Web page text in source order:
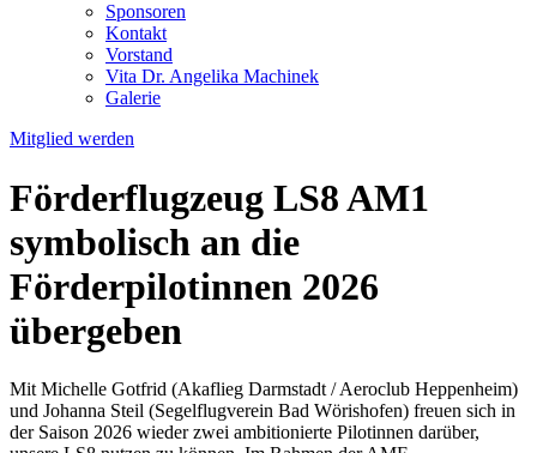
Sponsoren
Kontakt
Vorstand
Vita Dr. Angelika Machinek
Galerie
Mitglied werden
Förderflugzeug LS8 AM1
symbolisch an die
Förderpilotinnen 2026
übergeben
Mit Michelle Gotfrid (Akaflieg Darmstadt / Aeroclub Heppenheim)
und Johanna Steil (Segelflugverein Bad Wörishofen) freuen sich in
der Saison 2026 wieder zwei ambitionierte Pilotinnen darüber,